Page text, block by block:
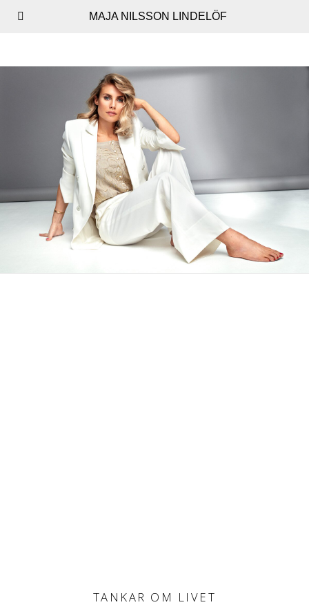
MAJA NILSSON LINDELÖF
TANKAR OM LIVET